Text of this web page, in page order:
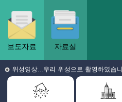
보도자료 자료실
위성영상...우리 위성으로 촬영하였습